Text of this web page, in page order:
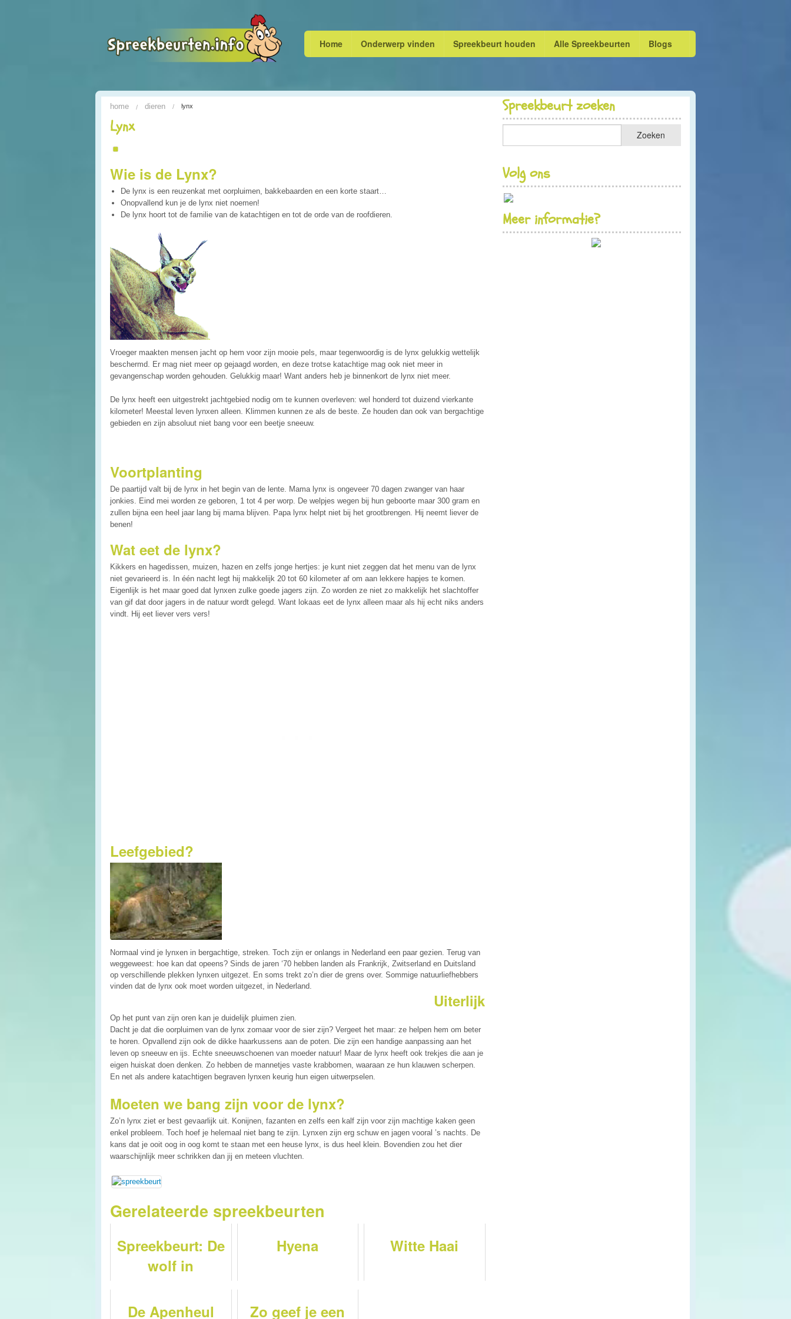
Home Onderwerp vinden Spreekbeurt houden Alle Spreekbeurten Blogs
home dieren lynx
Lynx
Wie is de Lynx?
De lynx is een reuzenkat met oorpluimen, bakkebaarden en een korte staart…
Onopvallend kun je de lynx niet noemen!
De lynx hoort tot de familie van de katachtigen en tot de orde van de roofdieren.
Vroeger maakten mensen jacht op hem voor zijn mooie pels, maar tegenwoordig is de lynx gelukkig wettelijk
beschermd. Er mag niet meer op gejaagd worden, en deze trotse katachtige mag ook niet meer in
gevangenschap worden gehouden. Gelukkig maar! Want anders heb je binnenkort de lynx niet meer.
De lynx heeft een uitgestrekt jachtgebied nodig om te kunnen overleven: wel honderd tot duizend vierkante
kilometer! Meestal leven lynxen alleen. Klimmen kunnen ze als de beste. Ze houden dan ook van bergachtige
gebieden en zijn absoluut niet bang voor een beetje sneeuw.
Voortplanting
De paartijd valt bij de lynx in het begin van de lente. Mama lynx is ongeveer 70 dagen zwanger van haar
jonkies. Eind mei worden ze geboren, 1 tot 4 per worp. De welpjes wegen bij hun geboorte maar 300 gram en
zullen bijna een heel jaar lang bij mama blijven. Papa lynx helpt niet bij het grootbrengen. Hij neemt liever de
benen!
Wat eet de lynx?
Kikkers en hagedissen, muizen, hazen en zelfs jonge hertjes: je kunt niet zeggen dat het menu van de lynx
niet gevarieerd is. In één nacht legt hij makkelijk 20 tot 60 kilometer af om aan lekkere hapjes te komen.
Eigenlijk is het maar goed dat lynxen zulke goede jagers zijn. Zo worden ze niet zo makkelijk het slachtoffer
van gif dat door jagers in de natuur wordt gelegd. Want lokaas eet de lynx alleen maar als hij echt niks anders
vindt. Hij eet liever vers vers!
Leefgebied?
Normaal vind je lynxen in bergachtige, streken. Toch zijn er onlangs in Nederland een paar gezien. Terug van
weggeweest: hoe kan dat opeens? Sinds de jaren ‘70 hebben landen als Frankrijk, Zwitserland en Duitsland
op verschillende plekken lynxen uitgezet. En soms trekt zo’n dier de grens over. Sommige natuurliefhebbers
vinden dat de lynx ook moet worden uitgezet, in Nederland.
Uiterlijk
Op het punt van zijn oren kan je duidelijk pluimen zien.
Dacht je dat die oorpluimen van de lynx zomaar voor de sier zijn? Vergeet het maar: ze helpen hem om beter
te horen. Opvallend zijn ook de dikke haarkussens aan de poten. Die zijn een handige aanpassing aan het
leven op sneeuw en ijs. Echte sneeuwschoenen van moeder natuur! Maar de lynx heeft ook trekjes die aan je
eigen huiskat doen denken. Zo hebben de mannetjes vaste krabbomen, waaraan ze hun klauwen scherpen.
En net als andere katachtigen begraven lynxen keurig hun eigen uitwerpselen.
Moeten we bang zijn voor de lynx?
Zo’n lynx ziet er best gevaarlijk uit. Konijnen, fazanten en zelfs een kalf zijn voor zijn machtige kaken geen
enkel probleem. Toch hoef je helemaal niet bang te zijn. Lynxen zijn erg schuw en jagen vooral ’s nachts. De
kans dat je ooit oog in oog komt te staan met een heuse lynx, is dus heel klein. Bovendien zou het dier
waarschijnlijk meer schrikken dan jij en meteen vluchten.
Gerelateerde spreekbeurten
Spreekbeurt: De
wolf in
Hyena Witte Haai
De Apenheul Zo geef je een
Spreekbeurt zoeken
Volg ons
Meer informatie?